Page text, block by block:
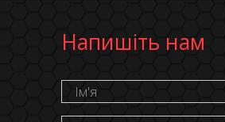
Напишіть нам